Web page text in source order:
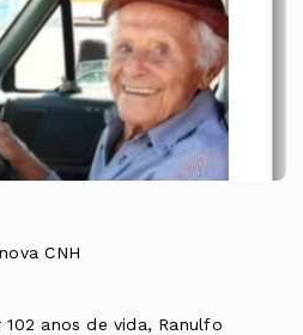
CNH
anos de vida, Ranulfo